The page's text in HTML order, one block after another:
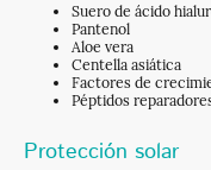
Suero de ácido
Pantenol
Aloe vera
Centella asiática
Factores de
Péptidos
Protección solar